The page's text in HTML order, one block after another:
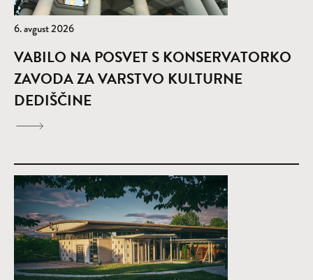
6. avgust 2026
VABILO NA POSVET S KONSERVATORKO
ZAVODA ZA VARSTVO KULTURNE
DEDIŠČINE